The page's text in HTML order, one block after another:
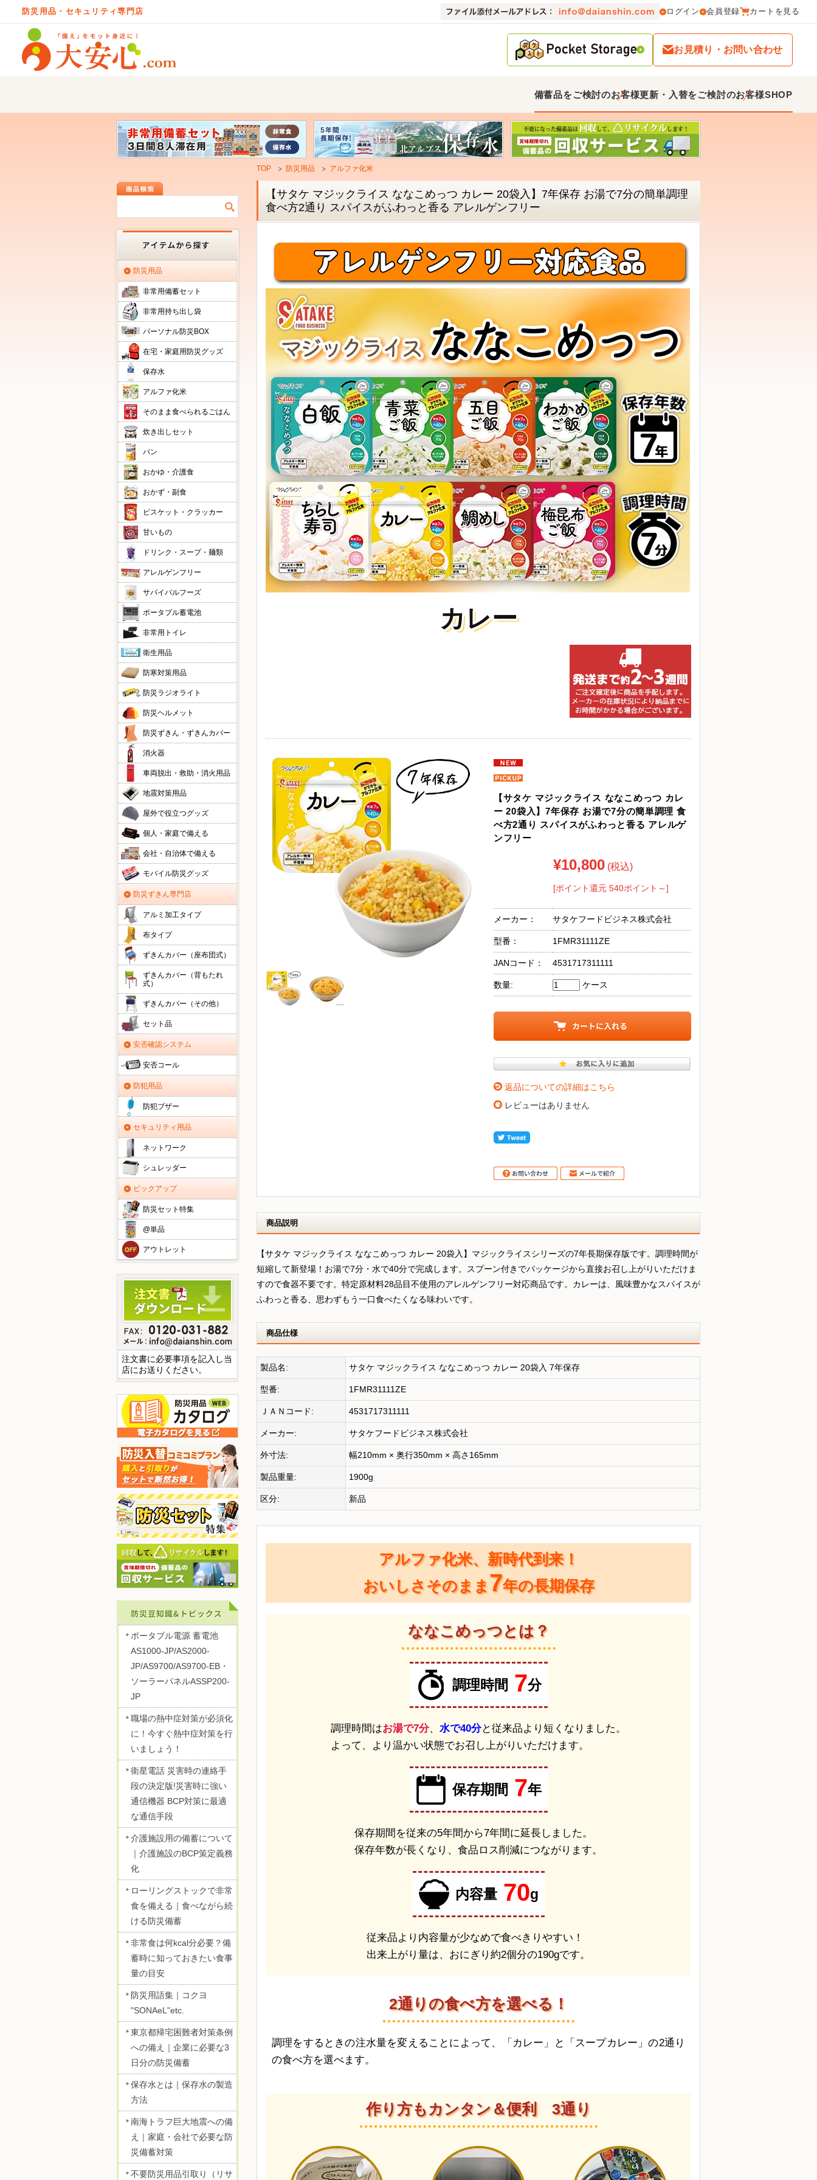
防災用品・セキュリティ専門店 ログイン 会員登録 カートを見る
お見積り・お問い合わせ
備蓄品をご検討のお客様更新・入替をご検討のお客様SHOP
TOP 防災用品 アルファ化米
【サタケ マジックライス ななこめっつ カレー 20袋入】7年保存 お湯で7分の簡単調理
食べ方2通り スパイスがふわっと香る アレルゲンフリー
カレー
【サタケ マジックライス ななこめっつ カレ
ー 20袋入】7年保存 お湯で7分の簡単調理 食
べ方2通り スパイスがふわっと香る アレルゲ
ンフリー
¥10,800 (税込)
[ポイント還元 540ポイント～]
メーカー： サタケフードビジネス株式会社
型番： 1FMR31111ZE
JANコード： 4531717311111
数量: ケース
返品についての詳細はこちら
レビューはありません
商品説明
【サタケ マジックライス ななこめっつ カレー 20袋入】マジックライスシリーズの7年長期保存版です。調理時間が
短縮して新登場！お湯で7分・水で40分で完成します。スプーン付きでパッケージから直接お召し上がりいただけま
すので食器不要です。特定原材料28品目不使用のアレルゲンフリー対応商品です。カレーは、風味豊かなスパイスが
ふわっと香る、思わずもう一口食べたくなる味わいです。
商品仕様
製品名: サタケ マジックライス ななこめっつ カレー 20袋入 7年保存
型番: 1FMR31111ZE
ＪＡＮコード: 4531717311111
メーカー: サタケフードビジネス株式会社
外寸法: 幅210mm × 奥行350mm × 高さ165mm
製品重量: 1900g
区分: 新品
アルファ化米、新時代到来！
おいしさそのまま7年の長期保存
ななこめっつとは？
調理時間 7分
調理時間はお湯で7分、 水で40分と従来品より短くなりました。
よって、より温かい状態でお召し上がりいただけます。
保存期間 7年
保存期間を従来の5年間から7年間に延長しました。
保存年数が長くなり、食品ロス削減につながります。
内容量 70g
従来品より内容量が少なめで食べきりやすい！
出来上がり量は、おにぎり約2個分の190gです。
2通りの食べ方を選べる！
調理をするときの注水量を変えることによって、「カレー」と「スープカレー」の2通り
の食べ方を選べます。
作り方もカンタン＆便利 3通り
防災用品
非常用備蓄セット
非常用持ち出し袋
パーソナル防災BOX
在宅・家庭用防災グッズ
保存水
アルファ化米
そのまま食べられるごはん
炊き出しセット
パン
おかゆ・介護食
おかず・副食
ビスケット・クラッカー
甘いもの
ドリンク・スープ・麺類
アレルゲンフリー
サバイバルフーズ
ポータブル蓄電池
非常用トイレ
衛生用品
防寒対策用品
防災ラジオライト
防災ヘルメット
防災ずきん・ずきんカバー
消火器
車両脱出・救助・消火用品
地震対策用品
屋外で役立つグッズ
個人・家庭で備える
会社・自治体で備える
モバイル防災グッズ
防災ずきん専門店
アルミ加工タイプ
布タイプ
ずきんカバー（座布団式）
ずきんカバー（背もたれ
式）
ずきんカバー（その他）
セット品
安否確認システム
安否コール
防犯用品
防犯ブザー
セキュリティ用品
ネットワーク
シュレッダー
ピックアップ
防災セット特集
@単品
アウトレット
注文書に必要事項を記入し当
店にお送りください。
ポータブル電源 蓄電池
AS1000-JP/AS2000-
JP/AS9700/AS9700-EB・
ソーラーパネルASSP200-
JP
職場の熱中症対策が必須化
に！今すぐ熱中症対策を行
いましょう！
衛星電話 災害時の連絡手
段の決定版!災害時に強い
通信機器 BCP対策に最適
な通信手段
介護施設用の備蓄について
｜介護施設のBCP策定義務
化
ローリングストックで非常
食を備える｜食べながら続
ける防災備蓄
非常食は何kcal分必要？備
蓄時に知っておきたい食事
量の目安
防災用語集｜コクヨ
"SONAeL"etc.
東京都帰宅困難者対策条例
への備え｜企業に必要な3
日分の防災備蓄
保存水とは｜保存水の製造
方法
南海トラフ巨大地震への備
え｜家庭・会社で必要な防
災備蓄対策
不要防災用品引取り（リサ